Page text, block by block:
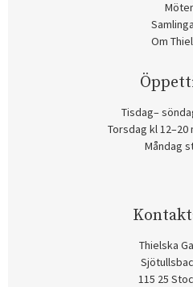
Om
Tisdag–
Torsdag kl
Måndag
Thielska
115 25